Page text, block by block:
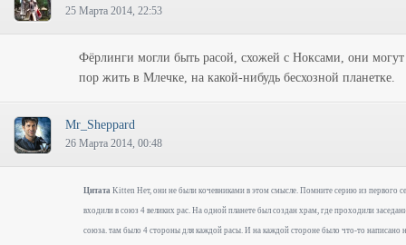
25 Марта 2014, 22:53
Фёрлинги могли быть расой, схожей с Ноксами, они
пор жить в Млечке, на какой-нибудь бесхозной планетке.
Mr_Sheppard
26 Марта 2014, 00:48
Цитата Kitten Нет, они не были кочевниками в этом смысле. Помните серию из первого
входили в союз 4 великих рас. На одной планете был создан храм, где проходили
союза. там было 4 стороны для каждой расы. И на каждой стороне было что-то написано